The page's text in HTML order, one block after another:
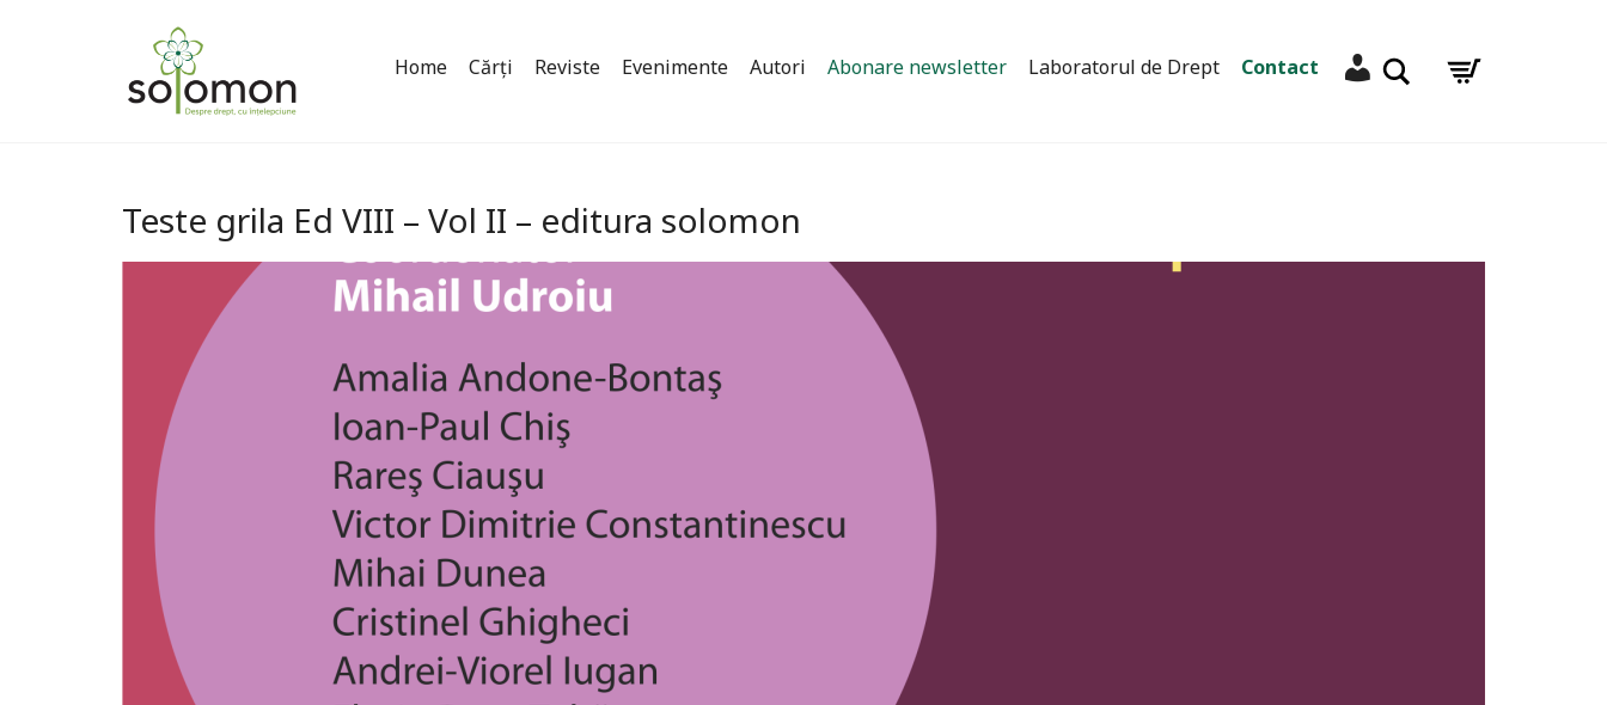
Home Cărți Reviste Evenimente Autori Abonare newsletter Laboratorul de Drept Contact Contul meuCaută
Teste grila Ed VIII – Vol II – editura solomon